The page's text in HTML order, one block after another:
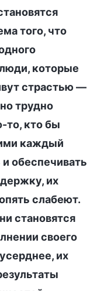
того, что
которые
страстью —
трудно
то, кто бы
каждый
обеспечивать
их
слабеют.
становятся
своего
их